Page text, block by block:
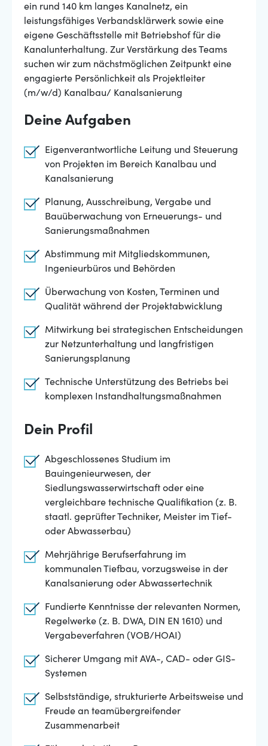
ein rund 140 km langes Kanalnetz, ein
leistungsfähiges Verbandsklärwerk sowie eine
eigene Geschäftsstelle mit Betriebshof für die
Kanalunterhaltung. Zur Verstärkung des Teams
suchen wir zum nächstmöglichen Zeitpunkt eine
engagierte Persönlichkeit als Projektleiter
(m/w/d) Kanalbau/ Kanalsanierung
Deine Aufgaben
Eigenverantwortliche Leitung und Steuerung
von Projekten im Bereich Kanalbau und
Kanalsanierung
Planung, Ausschreibung, Vergabe und
Bauüberwachung von Erneuerungs- und
Sanierungsmaßnahmen
Abstimmung mit Mitgliedskommunen,
Ingenieurbüros und Behörden
Überwachung von Kosten, Terminen und
Qualität während der Projektabwicklung
Mitwirkung bei strategischen Entscheidungen
zur Netzunterhaltung und langfristigen
Sanierungsplanung
Technische Unterstützung des Betriebs bei
komplexen Instandhaltungsmaßnahmen
Dein Profil
Abgeschlossenes Studium im
Bauingenieurwesen, der
Siedlungswasserwirtschaft oder eine
vergleichbare technische Qualifikation (z. B.
staatl. geprüfter Techniker, Meister im Tief-
oder Abwasserbau)
Mehrjährige Berufserfahrung im
kommunalen Tiefbau, vorzugsweise in der
Kanalsanierung oder Abwassertechnik
Fundierte Kenntnisse der relevanten Normen,
Regelwerke (z. B. DWA, DIN EN 1610) und
Vergabeverfahren (VOB/HOAI)
Sicherer Umgang mit AVA-, CAD- oder GIS-
Systemen
Selbstständige, strukturierte Arbeitsweise und
Freude an teamübergreifender
Zusammenarbeit